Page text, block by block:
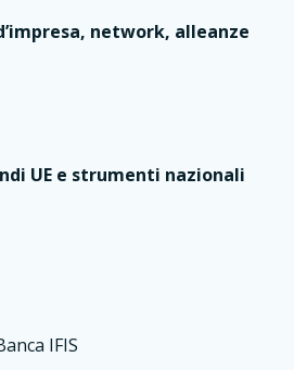
network, alleanze
UE e strumenti nazionali
IFIS